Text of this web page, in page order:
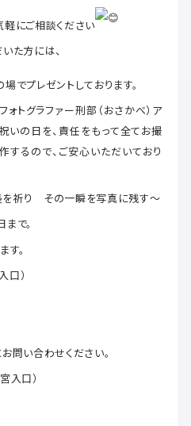
軽にご相談ください
た方には、
でプレゼントしております。
トグラファー刑部（おさかべ）ア
いの日を、責任をもって全てお撮
するので、ご安心いただいており
祈り その一瞬を写真に残す〜
で。
。
口）
問い合わせください。
入口）